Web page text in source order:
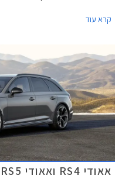
ישווק לראשונה בתצורת אוונט
הקופה והקבריולט יוצגו בהמשך
מרצדס CLE.
קרא עוד
אאודי RS4 ואאודי RS5 קומפטישן נחשפות